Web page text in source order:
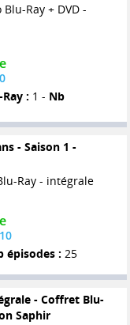
Ray + DVD -
: 1 - Nb
- Saison 1 -
Ray - intégrale
épisodes : 25
- Coffret Blu-
Saphir